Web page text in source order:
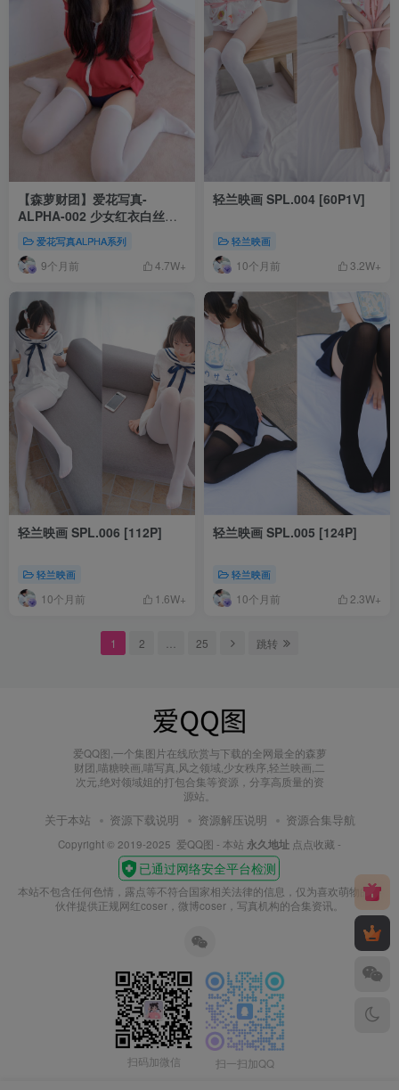
【森萝财团】爱花写真-
ALPHA-002 少女红衣白丝
[76P-725MB]
爱花写真ALPHA系列
9个月前 4.7W+
轻兰映画 SPL.004 [60P1V]
轻兰映画
10个月前 3.2W+
轻兰映画 SPL.006 [112P]
轻兰映画
10个月前 1.6W+
轻兰映画 SPL.005 [124P]
轻兰映画
10个月前 2.3W+
1 2 25 跳转
爱QQ图,一个集图片在线欣赏与下载的全网最全的森萝
财团,喵糖映画,喵写真,风之领域,少女秩序,轻兰映画,二
次元,绝对领域姐的打包合集等资源，分享高质量的资
源站。
关于本站 资源下载说明 资源解压说明 资源合集导航
Copyright © 2019-2025 爱QQ图 - 本站 永久地址 点点收藏 -
本站不包含任何色情，露点等不符合国家相关法律的信息，仅为喜欢萌物的小
伙伴提供正规网红coser，微博coser，写真机构的合集资讯。
扫码加微信 扫一扫加QQ